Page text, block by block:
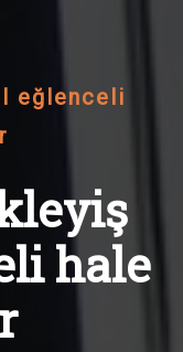
eğlenceli
hale